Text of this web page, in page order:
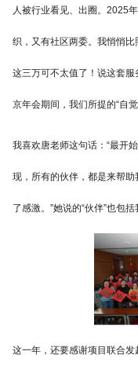
人被行业看见、出圈。2025
织，又有社区两委。我悄悄
这三万可不太值了！说这套
京年会期间，我们所提的“自觉
我喜欢唐老师这句话：“最开
现，所有的伙伴，都是来帮
了感激。”她说的“伙伴”也包括
这一年，还要感谢项目联合